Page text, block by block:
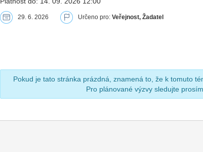
29. 6. 2026 Určeno pro:Veřejnost, Žadatel
Pokud je tato stránka prázdná, znamená to, že k tomuto
Pro plánované výzvy sledujte prosím